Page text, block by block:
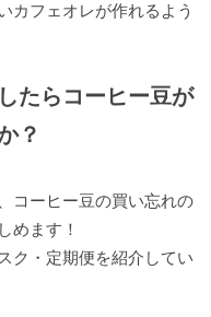
カフェオレが作れるよう
たらコーヒー豆が
？
コーヒー豆の買い忘れの
めます！
ク・定期便を紹介してい